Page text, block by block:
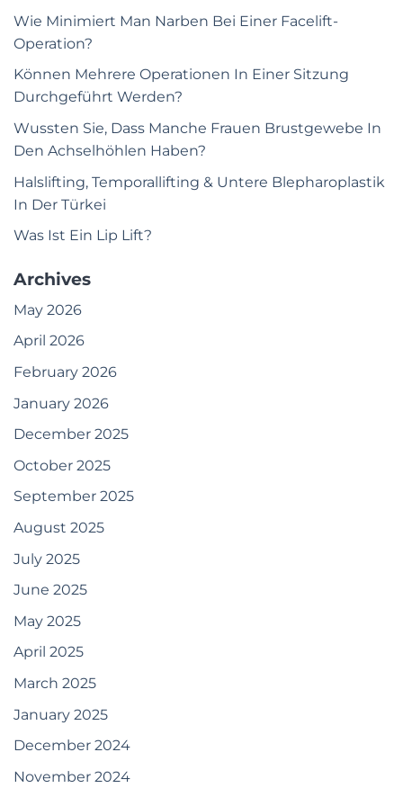
Wie Minimiert Man Narben Bei Einer Facelift-
Operation?
Können Mehrere Operationen In Einer Sitzung
Durchgeführt Werden?
Wussten Sie, Dass Manche Frauen Brustgewebe In
Den Achselhöhlen Haben?
Halslifting, Temporallifting & Untere Blepharoplastik
In Der Türkei
Was Ist Ein Lip Lift?
Archives
May 2026
April 2026
February 2026
January 2026
December 2025
October 2025
September 2025
August 2025
July 2025
June 2025
May 2025
April 2025
March 2025
January 2025
December 2024
November 2024